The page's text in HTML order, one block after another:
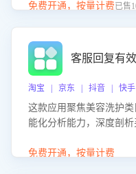
客服原因或其它部门原因
改，有效提升客户满意度
免费开通，按量计费已售
客服回复有
淘宝 | 京东 | 抖音 | 快手
这款应用聚焦美容洗护
能化分析能力，深度剖
答的有效性与完整性，输
免费开通，按量计费